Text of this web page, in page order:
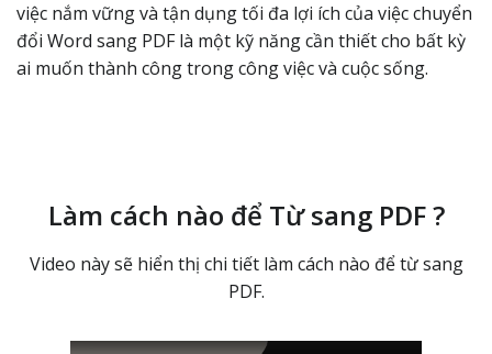
việc nắm vững và tận dụng tối đa lợi ích của việc chuyển
đổi Word sang PDF là một kỹ năng cần thiết cho bất kỳ
ai muốn thành công trong công việc và cuộc sống.
Làm cách nào để Từ sang PDF ?
Video này sẽ hiển thị chi tiết làm cách nào để từ sang
PDF.